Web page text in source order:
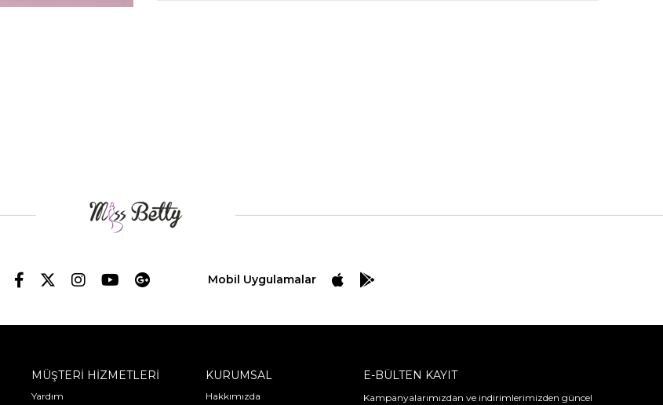
Mobil Uygulamalar
MÜŞTERİ HİZMETLERİ
Yardım
KURUMSAL
Hakkımızda
E-BÜLTEN KAYIT
Kampanyalarımızdan ve indirimlerimizden güncel